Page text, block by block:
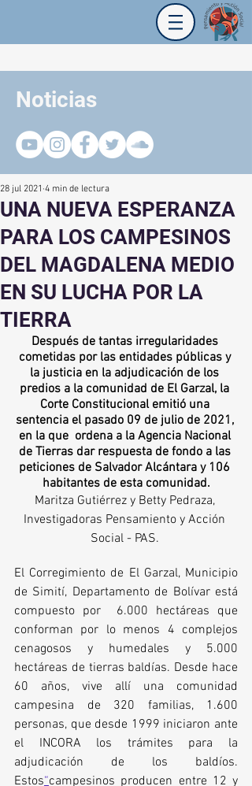
Noticias
UNA NUEVA ESPERANZA
PARA LOS CAMPESINOS
DEL MAGDALENA MEDIO
EN SU LUCHA POR LA
TIERRA
28 jul 2021 4 min de lectura
Después de tantas irregularidades
cometidas por las entidades públicas y
la justicia en la adjudicación de los
predios a la comunidad de El Garzal, la
Corte Constitucional emitió una
sentencia el pasado 09 de julio de 2021,
en la que  ordena a la Agencia Nacional
de Tierras dar respuesta de fondo a las
peticiones de Salvador Alcántara y 106
habitantes de esta comunidad.
Maritza Gutiérrez y Betty Pedraza,
Investigadoras Pensamiento y Acción
Social - PAS.
El Corregimiento de El Garzal, Municipio
de Simití, Departamento de Bolívar está
compuesto por  6.000 hectáreas que
conforman por lo menos 4 complejos
cenagosos y humedales y 5.000
hectáreas de tierras baldías. Desde hace
60 años, vive allí una comunidad
campesina de 320 familias, 1.600
personas, que desde 1999 iniciaron ante
el INCORA los trámites para la
adjudicación de los baldíos.
Estos“campesinos producen entre 12 y